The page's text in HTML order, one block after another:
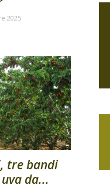
2025
tre bandi
da...